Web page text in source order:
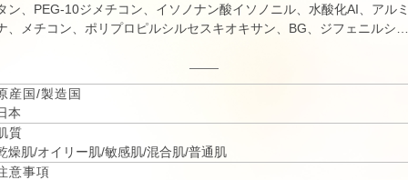
ン、PEG‐10ジメチコン、イソノナン酸イソノニル、水酸化AI、アル
、メチコン、ポリプロピルシルセスキオキサン、BG、ジフェニルシロ
ステアリン酸、イソステアリン酸、オクテニルコハク酸デンプンAl、
9ポリジメチルシロキシエチルジメチコン、ジメチコノール、グリ
リン、テトラヘキシルデカン酸アスコルビル、シア脂、ポリグルタミ
酸、テンニンカ果実エキス、アーチチョーク葉エキス、チャ葉エキ
、加水分解サケ卵巣膜エキス、水溶性プロテオグリカン、グリチルレ
ン酸ステアリル、シリカ、硫酸Mg、フェノキシエタノール
産国/製造国
本
質
燥肌/オイリー肌/敏感肌/混合肌/普通肌
意事項